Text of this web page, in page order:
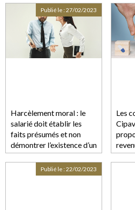
Harcèlement moral : le
salarié doit établir les
faits présumés et non
démontrer l’existence d’un
préjudice
Publié le :27/02/2023
Les
Publié le :22/02/2023